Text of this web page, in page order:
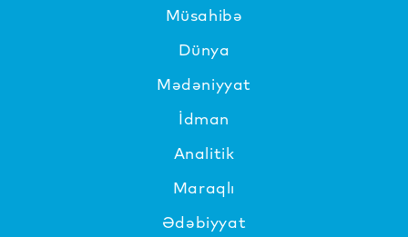
Müsahibə
Dünya
Mədəniyyat
İdman
Analitik
Maraqlı
Ədəbiyyat